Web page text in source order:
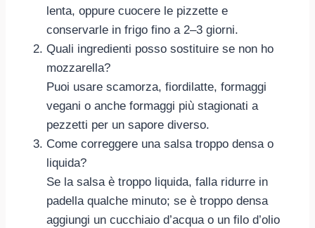
lenta, oppure cuocere le pizzette e
conservarle in frigo fino a 2–3 giorni.
Quali ingredienti posso sostituire se non ho
mozzarella?
Puoi usare scamorza, fiordilatte, formaggi
vegani o anche formaggi più stagionati a
pezzetti per un sapore diverso.
Come correggere una salsa troppo densa o
liquida?
Se la salsa è troppo liquida, falla ridurre in
padella qualche minuto; se è troppo densa
aggiungi un cucchiaio d’acqua o un filo d’olio